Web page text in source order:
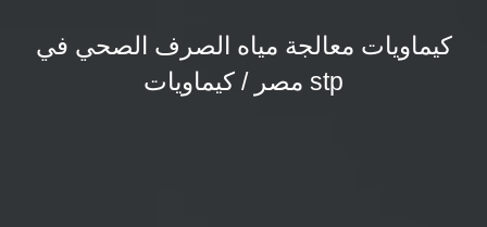
كيماويات معالجة مياه الصرف الصحي في
مصر / كيماويات stp